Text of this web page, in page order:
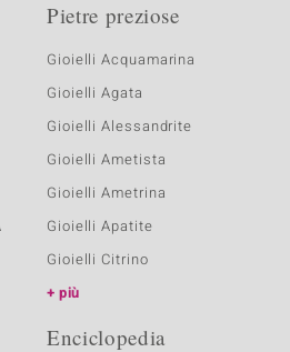
Pietre preziose
Gioielli Acquamarina
Gioielli Agata
Gioielli Alessandrite
Gioielli Ametista
Gioielli Ametrina
Gioielli Apatite
Gioielli Citrino
più
Enciclopedia